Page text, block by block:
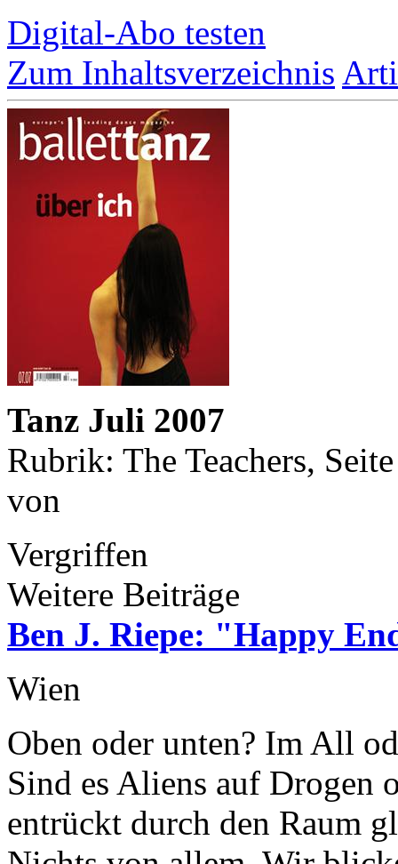
Digital-Abo testen
Zum Inhaltsverzeichnis
Tanz Juli 2007
Rubrik: The Teachers,
von
Vergriffen
Weitere Beiträge
Ben J. Riepe: "Happy
Wien
Oben oder unten? Im All
Sind es Aliens auf Drogen
entrückt durch den Raum